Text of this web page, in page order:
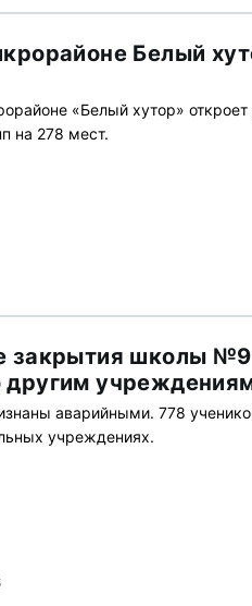
Белый
«Белый хутор»
на 278 мест.
закрытия школы
другим
аварийными. 778
учреждениях.